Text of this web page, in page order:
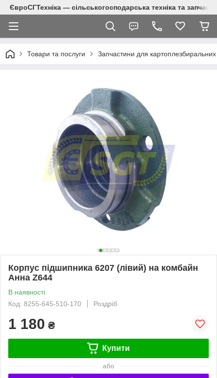
ЄвроСГТехніка — сільськогосподарська техніка та
Товари та послуги Запчастини для
Корпус підшипника 6207 (лівий) на комбайн
Анна Z644
В наявності
Код: 8255-645-510-170
Роздріб
1 180 ₴
Купити
або